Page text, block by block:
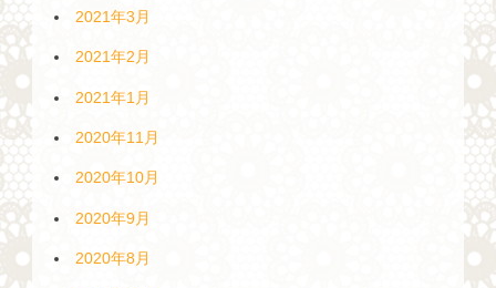
2021年3月
2021年2月
2021年1月
2020年11月
2020年10月
2020年9月
2020年8月